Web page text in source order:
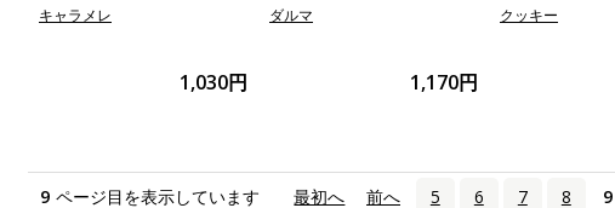
キャラメレ
1,030円
ダルマ
1,170円
クッキー
9 ページ目を表示しています 最初へ 前へ 5 6 7 8 9